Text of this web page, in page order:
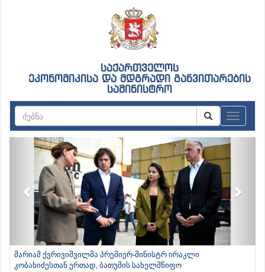
საქართველოს
ეკონომიკისა და მდგრადი განვითარების
სამინისტრო
Previous
მარიამ ქვრივიშვილმა პრემიერ-მინისტრ ირაკლი
კობახიძესთან ერთად, ბათუმის სახელმწიფო